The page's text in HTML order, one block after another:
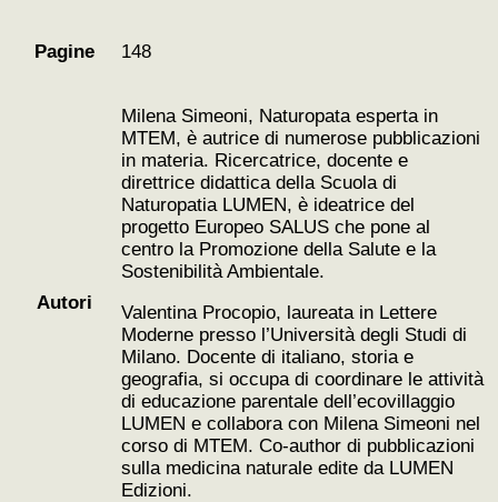
Pagine 148
Autori
Milena Simeoni, Naturopata esperta in
MTEM, è autrice di numerose pubblicazioni
in materia. Ricercatrice, docente e
direttrice didattica della Scuola di
Naturopatia LUMEN, è ideatrice del
progetto Europeo SALUS che pone al
centro la Promozione della Salute e la
Sostenibilità Ambientale.
Valentina Procopio, laureata in Lettere
Moderne presso l’Università degli Studi di
Milano. Docente di italiano, storia e
geografia, si occupa di coordinare le attività
di educazione parentale dell’ecovillaggio
LUMEN e collabora con Milena Simeoni nel
corso di MTEM. Co-author di pubblicazioni
sulla medicina naturale edite da LUMEN
Edizioni.